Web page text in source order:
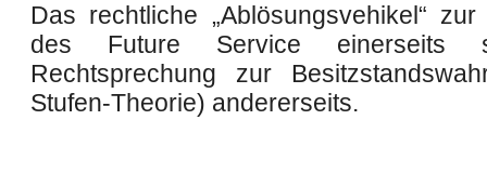
Das rechtliche „Ablösungsvehikel“ zur
des Future Service einerseits
Rechtsprechung zur
Stufen-Theorie) andererseits.